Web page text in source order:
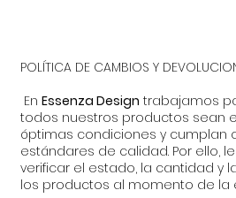
POLÍTICA DE CAMBIOS Y
EnEssenza Design trabajamos
todos nuestros productos sean
óptimas condiciones y cumplan
estándares de calidad. Por ello,
verificar el estado, la cantidad y
los productos al momento de la